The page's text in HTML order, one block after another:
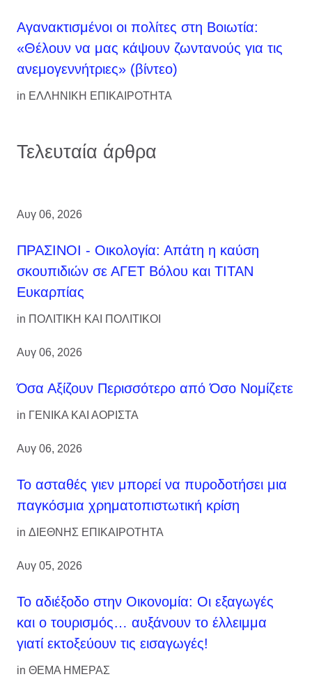
Αγανακτισμένοι οι πολίτες στη Βοιωτία:
«Θέλουν να μας κάψουν ζωντανούς για τις
ανεμογεννήτριες» (βίντεο)
in ΕΛΛΗΝΙΚΗ ΕΠΙΚΑΙΡΟΤΗΤΑ
Τελευταία άρθρα
Αυγ 06, 2026
ΠΡΑΣΙΝΟΙ - Οικολογία: Απάτη η καύση
σκουπιδιών σε ΑΓΕΤ Βόλου και ΤΙΤΑΝ
Ευκαρπίας
in ΠΟΛΙΤΙΚΗ ΚΑΙ ΠΟΛΙΤΙΚΟΙ
Αυγ 06, 2026
Όσα Αξίζουν Περισσότερο από Όσο Νομίζετε
in ΓΕΝΙΚΑ ΚΑΙ ΑΟΡΙΣΤΑ
Αυγ 06, 2026
Το ασταθές γιεν μπορεί να πυροδοτήσει μια
παγκόσμια χρηματοπιστωτική κρίση
in ΔΙΕΘΝΗΣ ΕΠΙΚΑΙΡΟΤΗΤΑ
Αυγ 05, 2026
Το αδιέξοδο στην Οικονομία: Οι εξαγωγές
και ο τουρισμός… αυξάνουν το έλλειμμα
γιατί εκτοξεύουν τις εισαγωγές!
in ΘΕΜΑ ΗΜΕΡΑΣ